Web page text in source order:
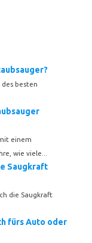
besten
einem
wie viele...
Saugkraft
die Saugkraft
fürs Auto oder